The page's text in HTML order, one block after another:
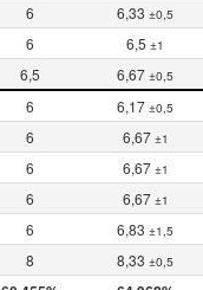
6 6,33 ±0,5
6 6,5 ±1
6,5 6,67 ±0,5
6 6,17 ±0,5
6 6,67 ±1
6 6,67 ±1
6 6,67 ±1
6 6,83 ±1,5
8 8,33 ±0,5